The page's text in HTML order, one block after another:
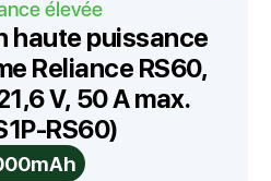
élevée
haute puissance
Reliance RS60,
V, 50 A max.
RS60)